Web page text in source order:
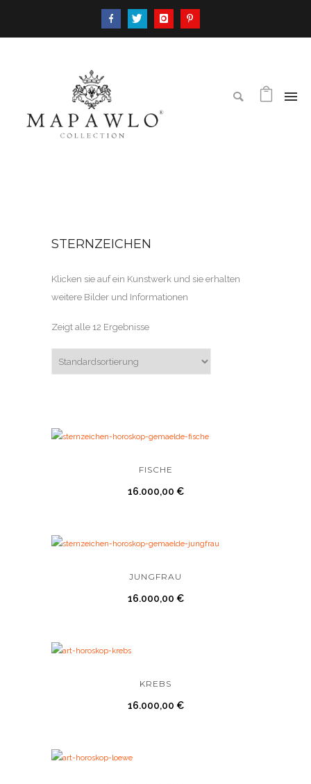
STERNZEICHEN
Klicken sie auf ein Kunstwerk und sie erhalten
weitere Bilder und Informationen
Zeigt alle 12 Ergebnisse
FISCHE
16.000,00 €
JUNGFRAU
16.000,00 €
KREBS
16.000,00 €